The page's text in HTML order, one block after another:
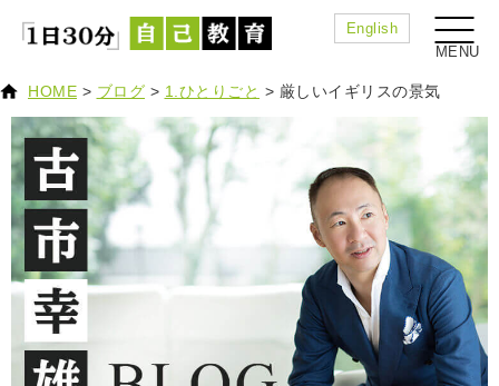
English
HOME > ブログ > 1.ひとりごと > 厳しいイギリスの景気